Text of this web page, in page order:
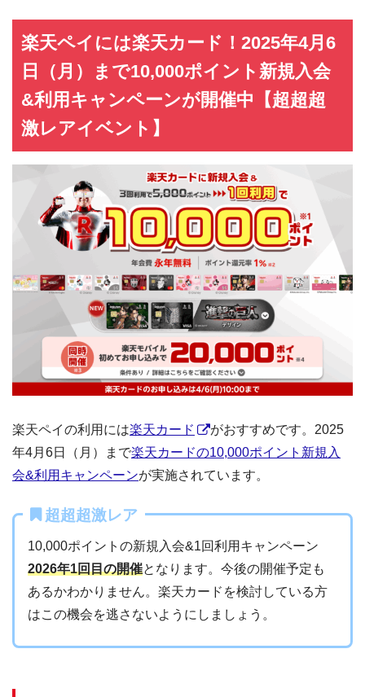
楽天ペイには楽天カード！2025年4月6
日（月）まで10,000ポイント新規入会
&利用キャンペーンが開催中【超超超
激レアイベント】
楽天ペイの利用には楽天カード
がおすすめです。2025
年4月6日（月）まで楽天カードの10,000ポイント新規入
会&利用キャンペーンが実施されています。
超超超激レア
10,000ポイントの新規入会&1回利用キャンペーン
2026年1回目の開催となります。今後の開催予定も
あるかわかりません。楽天カードを検討している方
はこの機会を逃さないようにしましょう。